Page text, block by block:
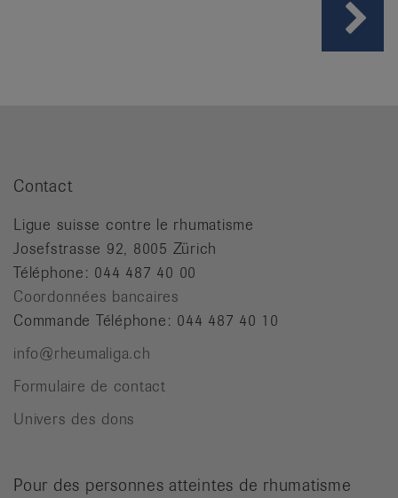
Contact
Ligue suisse contre le rhumatisme
Josefstrasse 92, 8005 Zürich
Téléphone: 044 487 40 00
Coordonnées bancaires
Commande Téléphone: 044 487 40 10
info@rheumaliga.ch
Formulaire de contact
Univers des dons
Pour des personnes atteintes de rhumatisme